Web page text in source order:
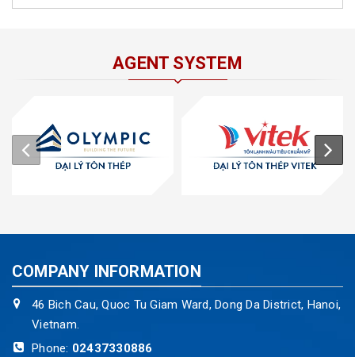
AGENT SYSTEM
COMPANY INFORMATION
46 Bich Cau, Quoc Tu Giam Ward, Dong Da District, Hanoi,
Vietnam.
Phone: 02437330886